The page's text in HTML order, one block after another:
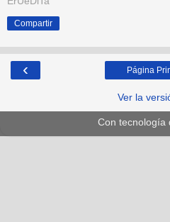
Compartir
‹ Página
Ver la
Con tecnología